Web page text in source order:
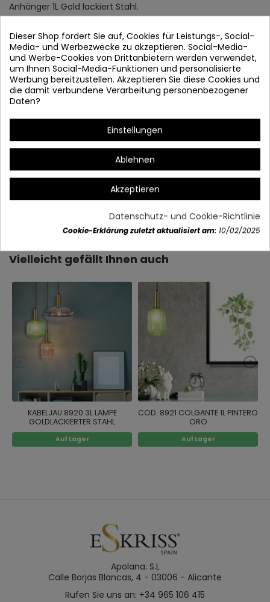
Anhänger 1L Gold lackiert Stahl.
Vielleicht gefällt Ihnen auch
KABELJAU.8920 3L LAMPE
GOLDLACKIERTER STAHL
Auf Lager
COD. 8921 COLGANTE 1L PINTERO
ORO
Auf Lager
Apolana. S.L
Calle Borjas Blancas, 4 - 03006 - Alicante
Rufen Sie uns an: +34 965 106 415
Dieser Shop fordert Sie auf, Cookies für Leistungs-, Social-
Media- und Werbezwecke zu akzeptieren. Social-Media-
und Werbe-Cookies von Drittanbietern werden verwendet,
um Ihnen Social-Media-Funktionen und personalisierte
Werbung bereitzustellen. Akzeptieren Sie diese Cookies und
die damit verbundene Verarbeitung personenbezogener
Daten?
Einstellungen
Ablehnen
Akzeptieren
Datenschutz- und Cookie-Richtlinie
Cookie-Erklärung zuletzt aktualisiert am: 10/02/2025